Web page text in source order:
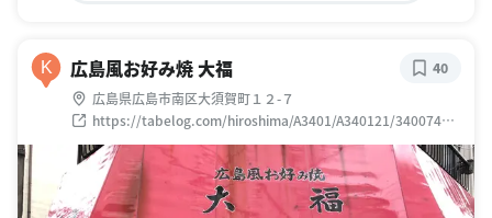
K 広島風お好み焼 大福
広島県広島市南区大須賀町１２-７
https://tabelog.com/hiroshima/A3401/A340121/34007431
/
40